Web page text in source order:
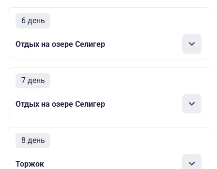
6 день
Отдых на озере Селигер
7 день
Отдых на озере Селигер
8 день
Торжок